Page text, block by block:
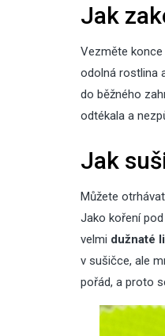
Jak
Vezměte
odolná rostlina
do běžného
odtékala a
Jak
Můžete
Jako koření
velmi dužnaté
v sušičce, ale
pořád, a proto